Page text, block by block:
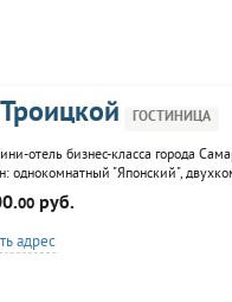
ГОСТИНИЦА
отель бизнес-класса города
однокомнатный "Японский",
Wi-Fi, ж/к телевизор, книги,
00руб.
адрес